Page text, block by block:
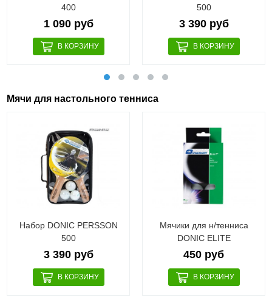
400
1 090 руб
500
3 390 руб
Мячи для настольного тенниса
Набор DONIC PERSSON
500
3 390 руб
Мячики для н/тенниса
DONIC ELITE
450 руб